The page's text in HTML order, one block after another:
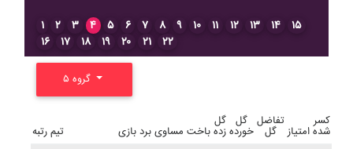
۱ ۲ ۳ ۴ ۵ ۶ ۷ ۸ ۹ ۱۰ ۱۱ ۱۲ ۱۳ ۱۴
۱۵
۱۶
۱۷ ۱۸ ۱۹ ۲۰ ۲۱ ۲۲
رتبه تیم بازی برد مساوی باخت
گل
زده
گل
خورده
تفاضل
گل امتیاز
کسر
شده